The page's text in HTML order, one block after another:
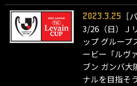
2023.3.25
［
3/26（日）Ｊ
ップ グループ
ービー「ルヴ
ブン ガンバ大
ナルを目指そ